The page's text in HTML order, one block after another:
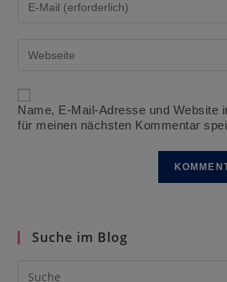
Benutzernamen
ein
deine
Adresse
ein
deine
URL
ein
(optional)
Name, E-Mail-Adresse und Website
für meinen nächsten Kommentar
Suche im Blog